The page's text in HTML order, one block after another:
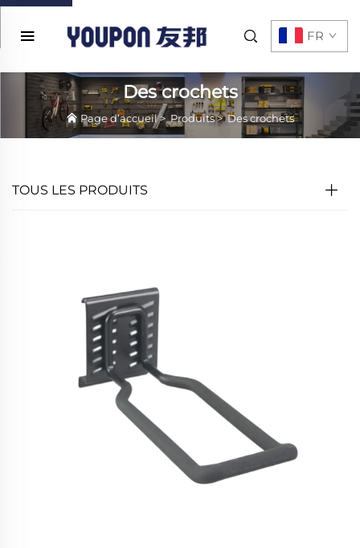
FR
Des crochets
Page d’accueil>Produits>Des crochets
TOUS LES PRODUITS